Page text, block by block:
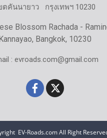
ตคันนายาว กรุงเทพฯ 10230
Blossom Rachada -
Bangkok, 10230
: evroads.com@gmail.com
EV-Roads.com All Right